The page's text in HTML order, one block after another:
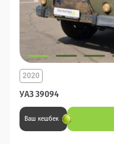
УАЗ 39094
2020
Ваш кешбек